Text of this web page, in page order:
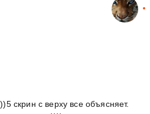
скрин с верху все объясняет.